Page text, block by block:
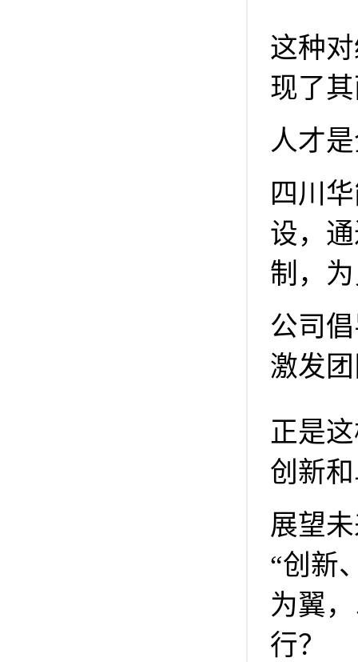
这种
现了
人才
四川
设，
制，
公司
激发
正是
创新
展望
“创新
为翼
行？